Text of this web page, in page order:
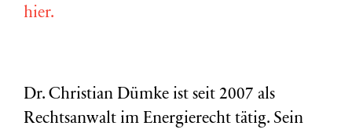
hier.
Dr. Christian Dümke ist seit 2007 als
Rechtsanwalt im Energierecht tätig. Sein